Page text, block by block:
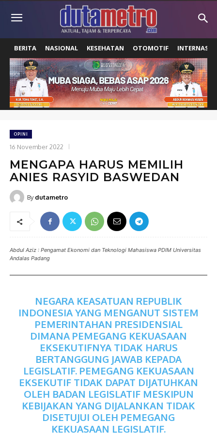
BERITA NASIONAL KESEHATAN OTOMOTIF
OPINI
16 November 2022
MENGAPA HARUS MEMILIH
ANIES RASYID BASWEDAN
By dutametro
Abdul Aziz : Pengamat Ekonomi dan Teknologi Mahasiswa PDIM Universitas
Andalas Padang
NEGARA KEASATUAN REPUBLIK
INDONESIA YANG MENGANUT SISTEM
PEMERINTAHAN PRESIDENSIAL
DIMANA PEMEGANG KEKUASAAN
EKSEKUTIFNYA TIDAK HARUS
BERTANGGUNG JAWAB KEPADA
LEGISLATIF. PEMEGANG KEKUASAAN
EKSEKUTIF TIDAK DAPAT DIJATUHKAN
OLEH BADAN LEGISLATIF MESKIPUN
KEBIJAKAN YANG DIJALANKAN TIDAK
DISETUJUI OLEH PEMEGANG
KEKUASAAN LEGISLATIF.